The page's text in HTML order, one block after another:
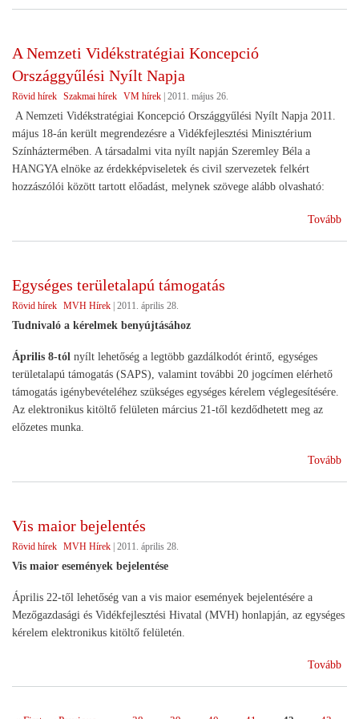
A Nemzeti Vidékstratégiai Koncepció
Országgyűlési Nyílt Napja
Rövid hírek Szakmai hírek VM hírek 2011. május 26.
A Nemzeti Vidékstratégiai Koncepció Országgyűlési Nyílt Napja 2011.
május 18-án került megrendezésre a Vidékfejlesztési Minisztérium
Színháztermében. A társadalmi vita nyílt napján Szeremley Béla a
HANGYA elnöke az érdekképviseletek és civil szervezetek felkért
hozzászólói között tartott előadást, melynek szövege alább olvasható:
Tovább
Egységes területalapú támogatás
Rövid hírek MVH Hírek 2011. április 28.
Tudnivaló a kérelmek benyújtásához
Április 8-tól nyílt lehetőség a legtöbb gazdálkodót érintő, egységes
területalapú támogatás (SAPS), valamint további 20 jogcímen elérhető
támogatás igénybevételéhez szükséges egységes kérelem véglegesítésére.
Az elektronikus kitöltő felületen március 21-től kezdődhetett meg az
előzetes munka.
Tovább
Vis maior bejelentés
Rövid hírek MVH Hírek | 2011. április 28.
Vis maior események bejelentése
Április 22-től lehetőség van a vis maior események bejelentésére a
Mezőgazdasági és Vidékfejlesztési Hivatal (MVH) honlapján, az egységes
kérelem elektronikus kitöltő felületén.
Tovább